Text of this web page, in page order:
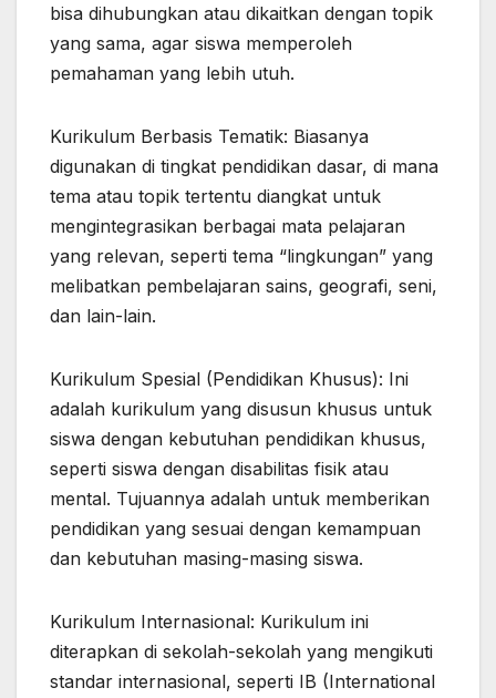
bisa dihubungkan atau dikaitkan dengan topik
yang sama, agar siswa memperoleh
pemahaman yang lebih utuh.
Kurikulum Berbasis Tematik: Biasanya
digunakan di tingkat pendidikan dasar, di mana
tema atau topik tertentu diangkat untuk
mengintegrasikan berbagai mata pelajaran
yang relevan, seperti tema “lingkungan” yang
melibatkan pembelajaran sains, geografi, seni,
dan lain-lain.
Kurikulum Spesial (Pendidikan Khusus): Ini
adalah kurikulum yang disusun khusus untuk
siswa dengan kebutuhan pendidikan khusus,
seperti siswa dengan disabilitas fisik atau
mental. Tujuannya adalah untuk memberikan
pendidikan yang sesuai dengan kemampuan
dan kebutuhan masing-masing siswa.
Kurikulum Internasional: Kurikulum ini
diterapkan di sekolah-sekolah yang mengikuti
standar internasional, seperti IB (International